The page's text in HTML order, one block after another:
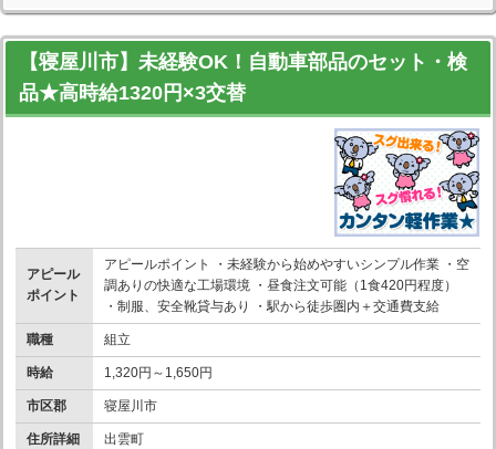
【寝屋川市】未経験OK！自動車部品のセット・検
品★高時給1320円×3交替
アピール
ポイント
アピールポイント ・未経験から始めやすいシンプル作業 ・空
調ありの快適な工場環境 ・昼食注文可能（1食420円程度）
・制服、安全靴貸与あり ・駅から徒歩圏内＋交通費支給
職種 組立
時給 1,320円～1,650円
市区郡 寝屋川市
住所詳細 出雲町